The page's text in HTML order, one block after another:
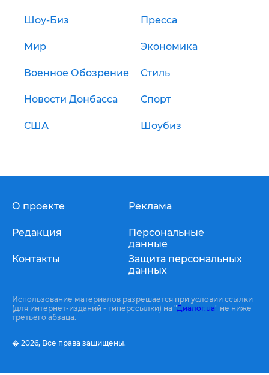
Шоу-Биз Пресса
Мир Экономика
Военное Обозрение Стиль
Новости Донбасса Спорт
США Шоубиз
О проекте
Редакция
Контакты
Реклама
Персональные
данные
Защита персональных
данных
Использование материалов разрешается при условии ссылки
(для интернет-изданий - гиперссылки) на "Диалог.ua" не ниже
третьего абзаца.
� 2026, Все права защищены.